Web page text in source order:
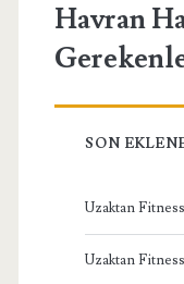
Havran
SON
Uzaktan
Uzaktan